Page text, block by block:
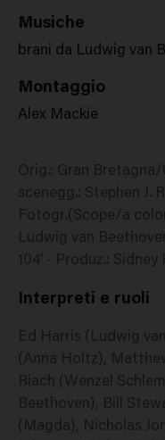
Musiche
brani da Ludwig van
Montaggio
Alex Mackie
Orig.: Gran
scenegg.: Stephen J.
Fotogr.(Scope/a
Ludwig van
104' - Produz.: Sidney
Interpreti e ruoli
Ed Harris (Ludwig
(Anna Holtz),
Riach (Wenzel
Beethoven), Bill
(Magda), Nicholas